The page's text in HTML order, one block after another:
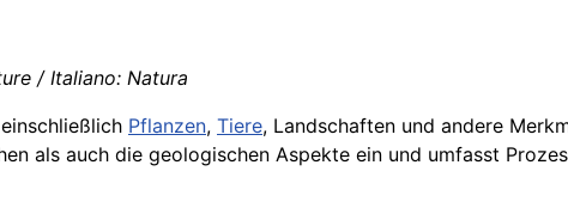
/ Italiano: Natura
Pflanzen, Tiere, Landschaften und andere
als auch die geologischen Aspekte ein und umfasst